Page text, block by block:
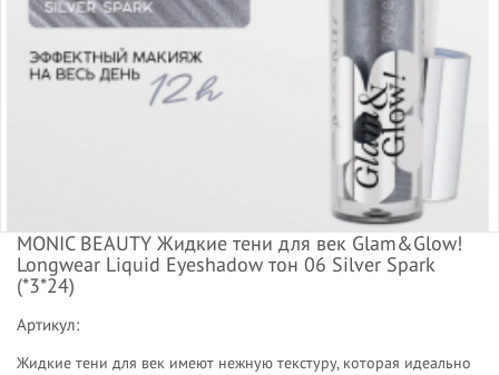
MONIC BEAUTY Жидкие тени для век Glam&Glow!
Longwear Liquid Eyeshadow тон 06 Silver Spark
(*3*24)
Артикул:
Жидкие тени для век имеют нежную текстуру, которая идеально